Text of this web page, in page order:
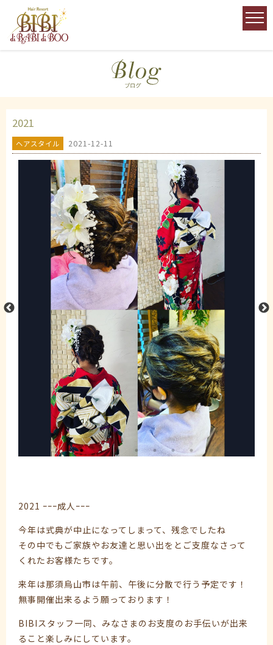
2021
ヘアスタイル 2021-12-11
2021 ｰｰｰ成人ｰｰｰ
今年は式典が中止になってしまって、残念でしたね
その中でもご家族やお友達と思い出をとご支度なさって
くれたお客様たちです。
来年は那須烏山市は午前、午後に分散で行う予定です！
無事開催出来るよう願っております！
BIBIスタッフ一同、みなさまのお支度のお手伝いが出来
ること楽しみにしています。